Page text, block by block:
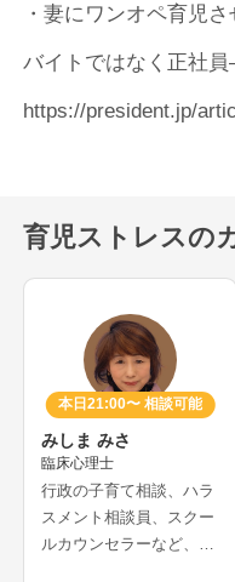
・妻にワンオペ育児
バイトではなく正社
https://president.jp/
育児ストレスの
本日21:00〜 相談可能
みしま みさ
臨床心理士
行政の子育て相談、ハラ
スメント相談員、スクー
ルカウンセラーなど、長